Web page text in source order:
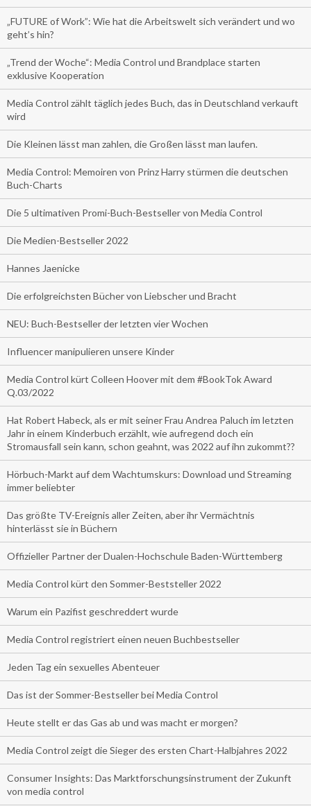
„FUTURE of Work”: Wie hat die Arbeitswelt sich verändert und wo
geht’s hin?
„Trend der Woche“: Media Control und Brandplace starten
exklusive Kooperation
Media Control zählt täglich jedes Buch, das in Deutschland verkauft
wird
Die Kleinen lässt man zahlen, die Großen lässt man laufen.
Media Control: Memoiren von Prinz Harry stürmen die deutschen
Buch-Charts
Die 5 ultimativen Promi-Buch-Bestseller von Media Control
Die Medien-Bestseller 2022
Hannes Jaenicke
Die erfolgreichsten Bücher von Liebscher und Bracht
NEU: Buch-Bestseller der letzten vier Wochen
Influencer manipulieren unsere Kinder
Media Control kürt Colleen Hoover mit dem #BookTok Award
Q.03/2022
Hat Robert Habeck, als er mit seiner Frau Andrea Paluch im letzten
Jahr in einem Kinderbuch erzählt, wie aufregend doch ein
Stromausfall sein kann, schon geahnt, was 2022 auf ihn zukommt??
Hörbuch-Markt auf dem Wachtumskurs: Download und Streaming
immer beliebter
Das größte TV-Ereignis aller Zeiten, aber ihr Vermächtnis
hinterlässt sie in Büchern
Offizieller Partner der Dualen-Hochschule Baden-Württemberg
Media Control kürt den Sommer-Beststeller 2022
Warum ein Pazifist geschreddert wurde
Media Control registriert einen neuen Buchbestseller
Jeden Tag ein sexuelles Abenteuer
Das ist der Sommer-Bestseller bei Media Control
Heute stellt er das Gas ab und was macht er morgen?
Media Control zeigt die Sieger des ersten Chart-Halbjahres 2022
Consumer Insights: Das Marktforschungsinstrument der Zukunft
von media control